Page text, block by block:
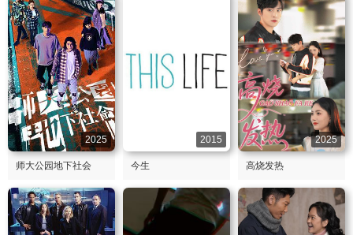
2025
师大公园地下社会
2015
今生
2025
高烧发热